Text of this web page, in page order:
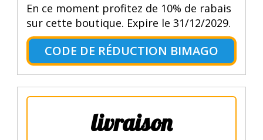
En ce moment profitez de 10% de rabais
sur cette boutique. Expire le 31/12/2029.
CODE DE RÉDUCTION BIMAGO
livraison